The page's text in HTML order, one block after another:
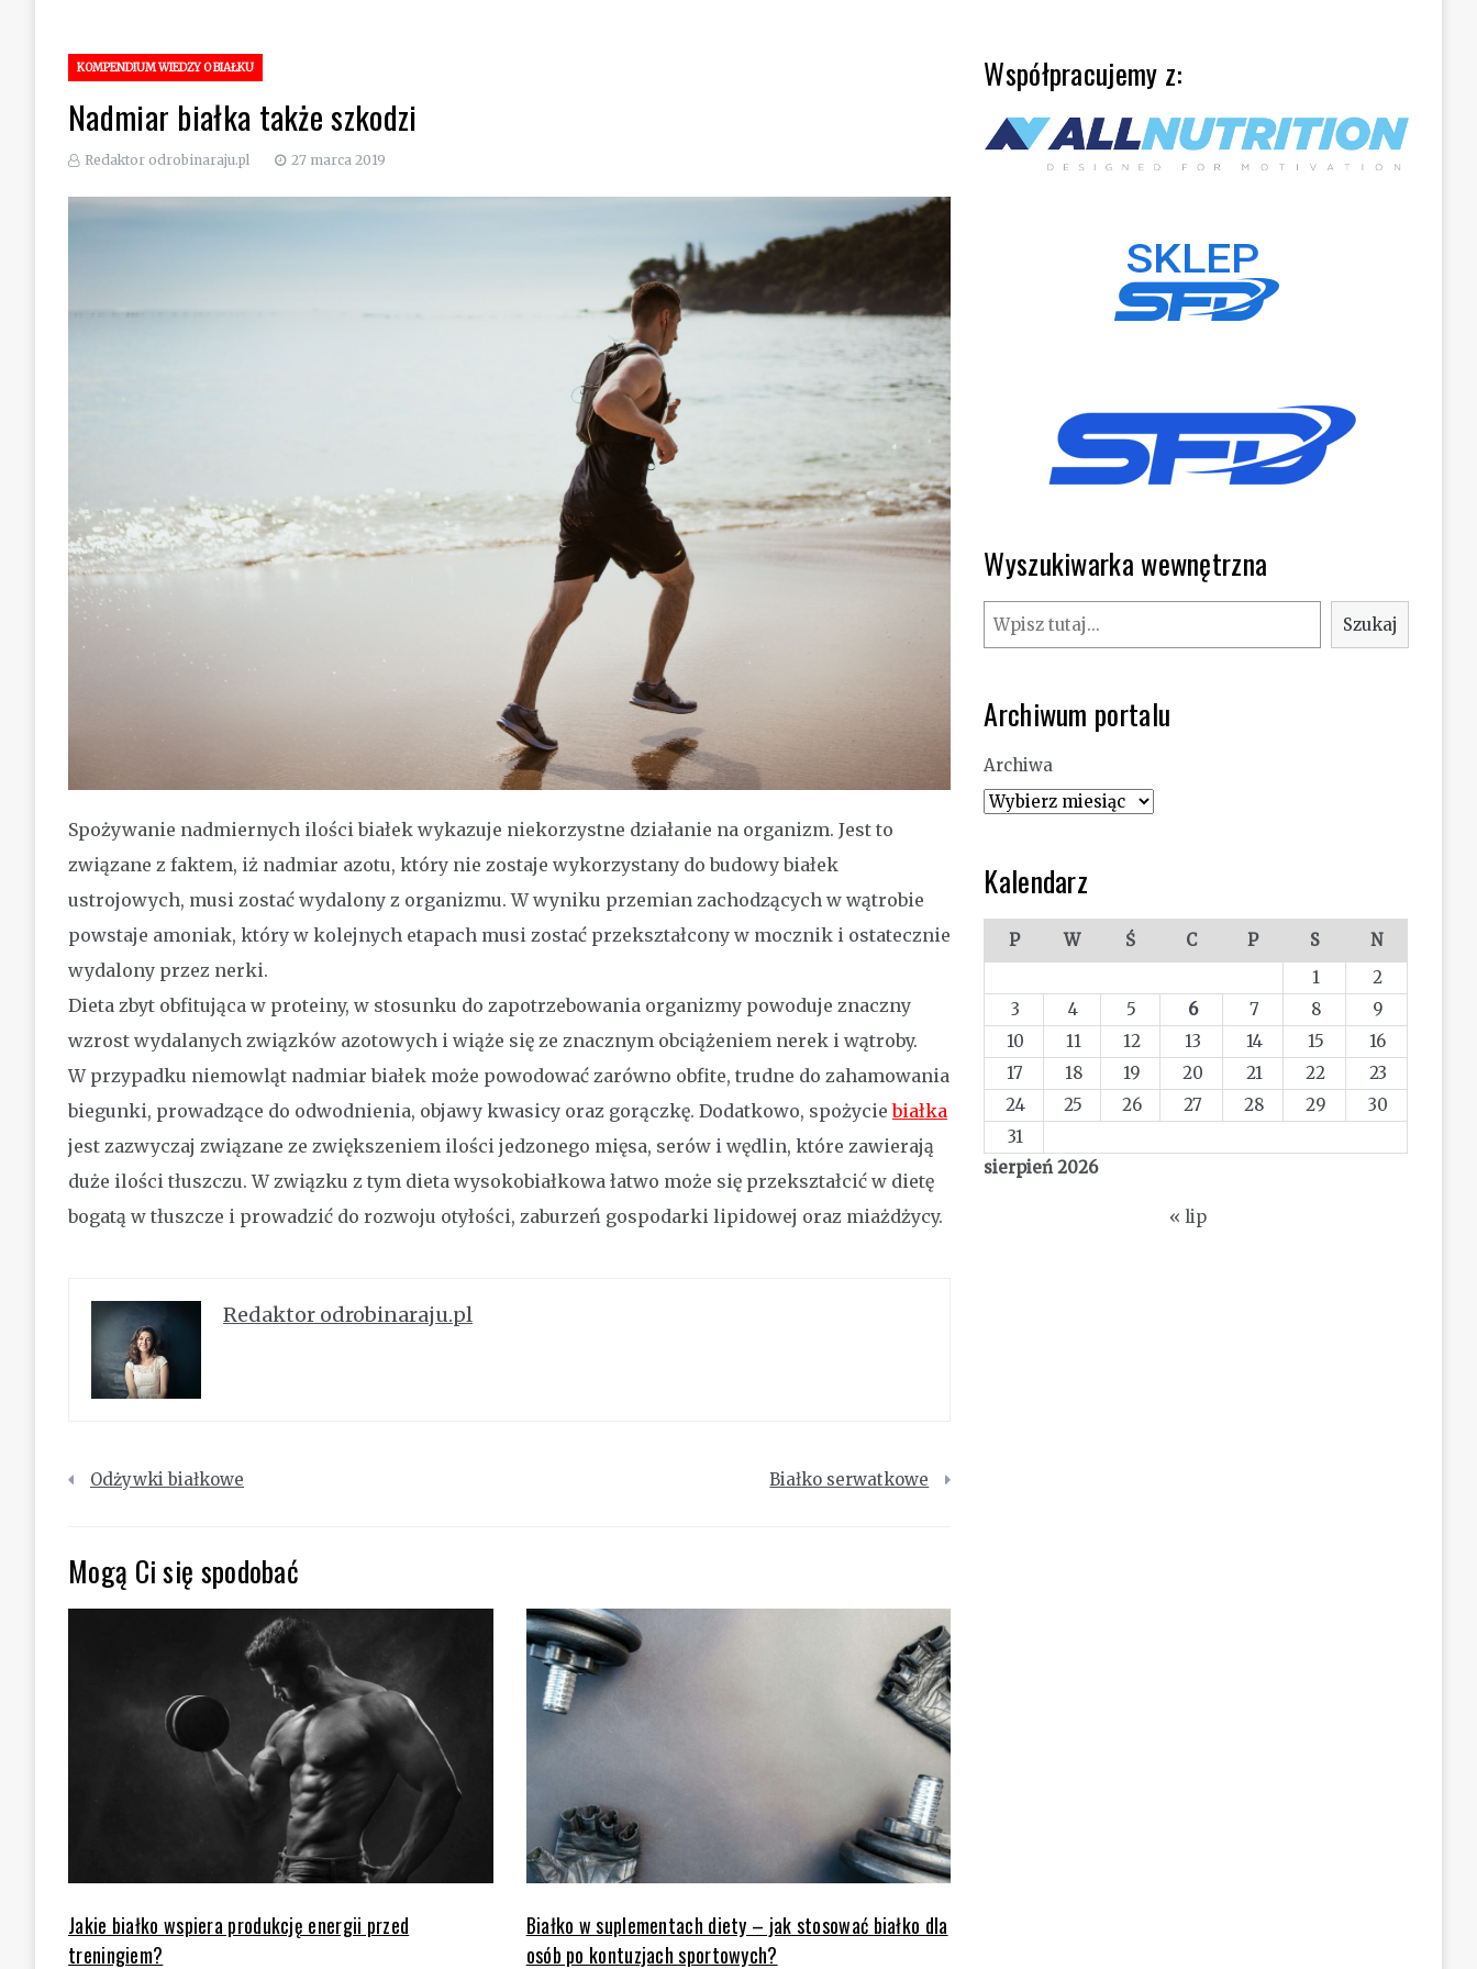
siłownia
KOMPENDIUM WIEDZY O BIAŁKU
Nadmiar białka także szkodzi
Redaktor odrobinaraju.pl 27 marca 2019
Spożywanie nadmiernych ilości białek wykazuje niekorzystne działanie na organizm. Jest to
związane z faktem, iż nadmiar azotu, który nie zostaje wykorzystany do budowy białek
ustrojowych, musi zostać wydalony z organizmu. W wyniku przemian zachodzących w wątrobie
powstaje amoniak, który w kolejnych etapach musi zostać przekształcony w mocznik i ostatecznie
wydalony przez nerki.
Dieta zbyt obfitująca w proteiny, w stosunku do zapotrzebowania organizmy powoduje znaczny
wzrost wydalanych związków azotowych i wiąże się ze znacznym obciążeniem nerek i wątroby.
W przypadku niemowląt nadmiar białek może powodować zarówno obfite, trudne do zahamowania
biegunki, prowadzące do odwodnienia, objawy kwasicy oraz gorączkę. Dodatkowo, spożyciebiałka
jest zazwyczaj związane ze zwiększeniem ilości jedzonego mięsa, serów i wędlin, które zawierają
duże ilości tłuszczu. W związku z tym dieta wysokobiałkowa łatwo może się przekształcić w dietę
bogatą w tłuszcze i prowadzić do rozwoju otyłości, zaburzeń gospodarki lipidowej oraz miażdżycy.
Redaktor odrobinaraju.pl
Nawigacja
Odżywki białkowe Białko serwatkowe
Mogą Ci się spodobać
Jakie białko wspiera produkcję energii przed
treningiem?
Białko w suplementach diety – jak stosować białko dla
osób po kontuzjach sportowych?
Współpracujemy z:
Wyszukiwarka wewnętrzna
Szukaj
Szukaj
Archiwum portalu
Archiwa
Kalendarz
sierpień 2026
P W Ś C P S
N
1
2
3
4 5 6 7 8
9
10
11 12 13 14 15
16
17
18 19 20 21 22
23
24
25 26 27 28 29
30
31
« lip